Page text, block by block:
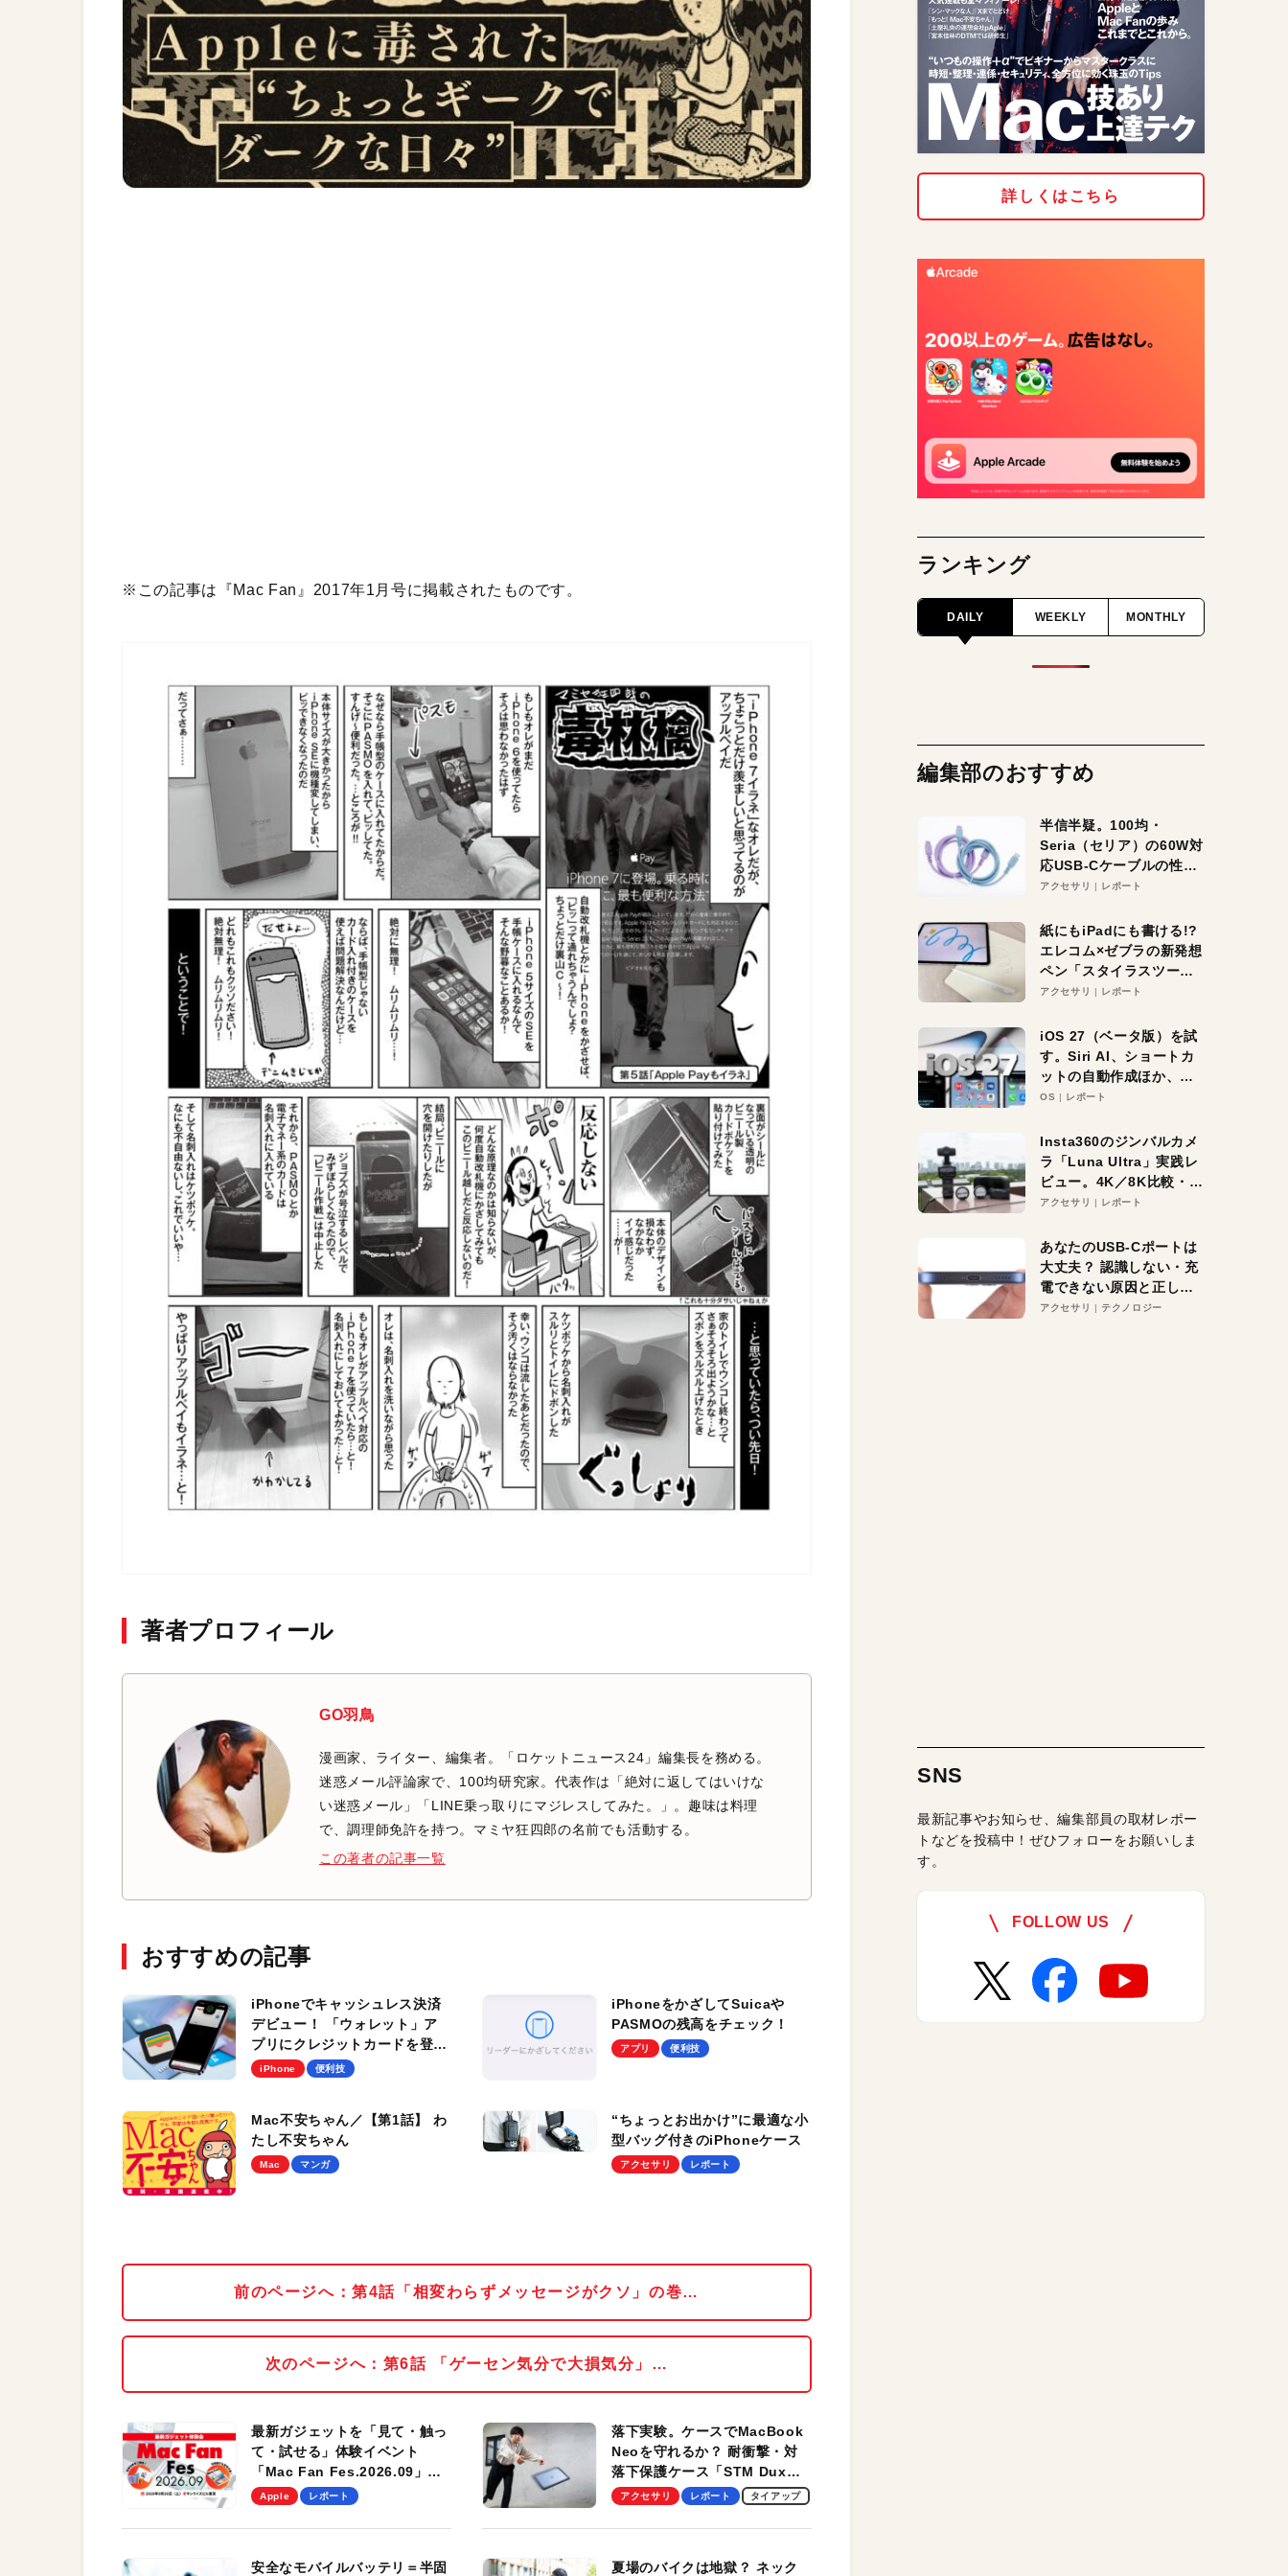
※この記事は『Mac Fan』2017年1月号に掲載されたものです。
著者プロフィール
GO羽鳥
漫画家、ライター、編集者。「ロケットニュース24」編集長を務める。
迷惑メール評論家で、100均研究家。代表作は「絶対に返してはいけな
い迷惑メール」「LINE乗っ取りにマジレスしてみた。」。趣味は料理
で、調理師免許を持つ。マミヤ狂四郎の名前でも活動する。
この著者の記事一覧
おすすめの記事
iPhoneでキャッシュレス決済
デビュー！ 「ウォレット」ア
プリにクレジットカードを登録
する方法＆決済の手順
iPhone 便利技
iPhoneをかざしてSuicaや
PASMOの残高をチェック！
アプリ 便利技
Mac不安ちゃん／【第1話】 わ
たし不安ちゃん
Mac マンガ
“ちょっとお出かけ”に最適な小
型バッグ付きのiPhoneケース
アクセサリ レポート
前のページへ：第4話「相変わらずメッセージがクソ」の巻…
次のページへ：第6話 「ゲーセン気分で大損気分」…
最新ガジェットを「見て・触っ
て・試せる」体験イベント
「Mac Fan Fes.2026.09」
を、9月26日（土）に開催しま
Apple レポート
落下実験。ケースでMacBook
Neoを守れるか？ 耐衝撃・対
落下保護ケース「STM Dux
Ultra」を検証。学生、ビジネ
適！
アクセサリ レポート タイアップ
安全なモバイルバッテリ＝半固 夏場のバイクは地獄？ ネック
詳しくはこちら
ランキング
DAILY WEEKLY MONTHLY
編集部のおすすめ
半信半疑。100均・
Seria（セリア）の60W対
応USB-Cケーブルの性能
を検証。超コスパの1本を
アクセサリ レポート
紙にもiPadにも書ける!?
エレコム×ゼブラの新発想
ペン「スタイラスツーウ
ェイ」レビュー。持ち替
アクセサリ レポート
iOS 27（ベータ版）を試
す。Siri AI、ショートカ
ットの自動作成ほか、期
待大の便利機能5選。
る未来はすぐそこ！
OS レポート
Insta360のジンバルカメ
ラ「Luna Ultra」実践レ
ビュー。4K／8K比較・ズ
ーム・夜間撮影をチェッ
アクセサリ レポート
あなたのUSB-Cポートは
大丈夫？ 認識しない・充
電できない原因と正しい
対策
アクセサリ テクノロジー
SNS
最新記事やお知らせ、編集部員の取材レポー
トなどを投稿中！ぜひフォローをお願いしま
す。
FOLLOW US